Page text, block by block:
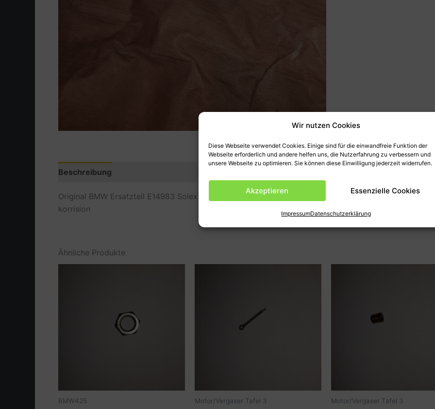
Wir nutzen Cookies
Diese Webseite verwendet Cookies. Einige sind für die einwandfreie Funktion der
Webseite erforderlich und andere helfen uns, die Nutzerfahrung zu verbessern und
unsere Webseite zu optimieren. Sie können diese Einwilligung jederzeit widerrufen.
Akzeptieren Essenzielle Cookies
ImpressumDatenschutzerklärung
Beschreibung
Original BMW Ersatzteil E14983 Solex 34 PCI passend für BMW700 ect.könnten vom langen liegen
korrision
Ähnliche Produkte
BMW425 Motor/Vergaser Tafel 3 Motor/Vergaser Tafel 3